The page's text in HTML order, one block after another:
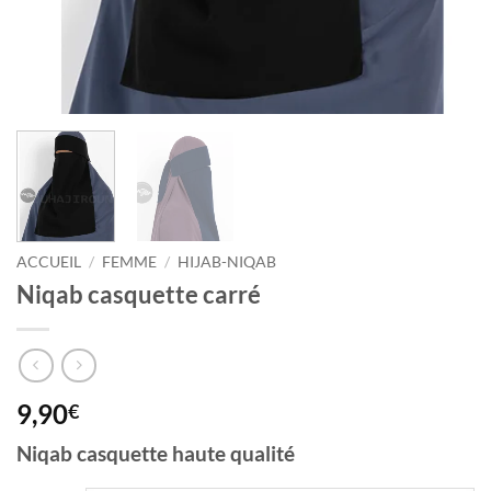
ACCUEIL / FEMME / HIJAB-NIQAB
Niqab casquette carré
9,90€
Niqab casquette haute qualité